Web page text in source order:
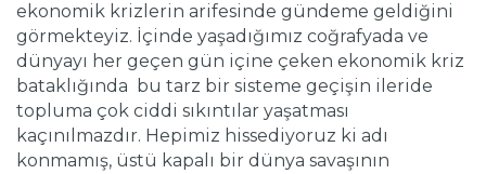
ekonomik krizlerin arifesinde gündeme geldiğini
görmekteyiz. İçinde yaşadığımız coğrafyada ve
dünyayı her geçen gün içine çeken ekonomik kriz
bataklığında bu tarz bir sisteme geçişin ileride
topluma çok ciddi sıkıntılar yaşatması
kaçınılmazdır. Hepimiz hissediyoruz ki adı
konmamış, üstü kapalı bir dünya savaşının